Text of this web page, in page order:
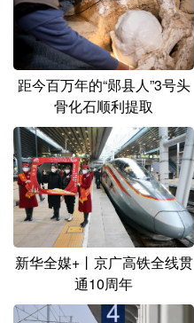
距今百万年的“郧县人”3号头
骨化石顺利提取
新华全媒+丨京广高铁全线贯
通10周年